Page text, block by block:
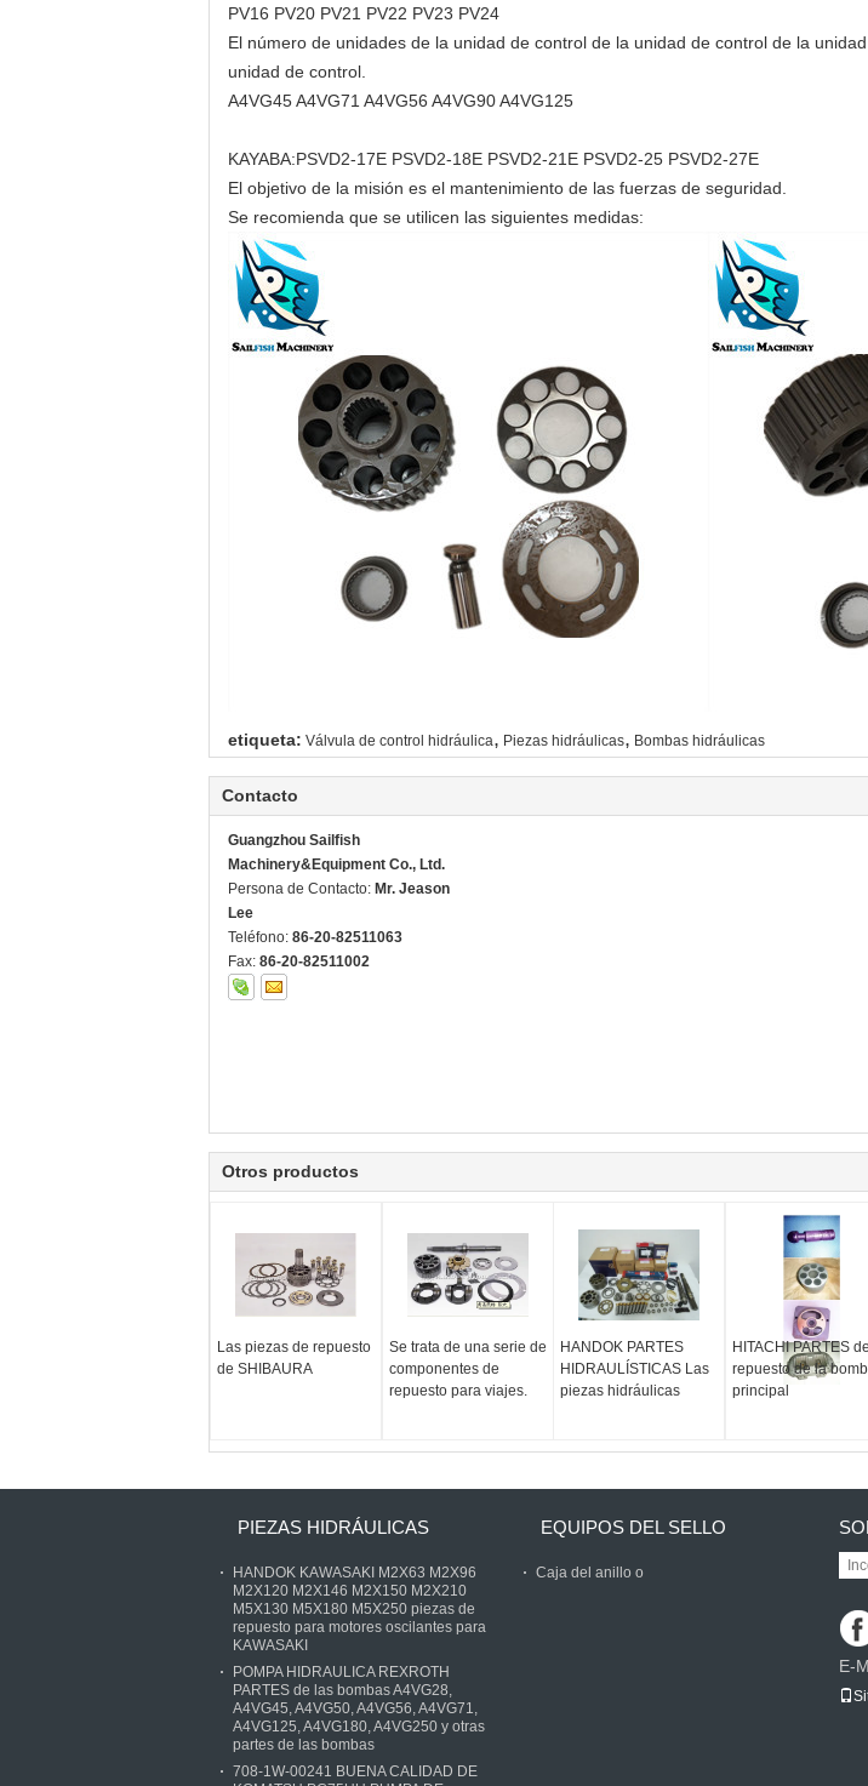
PV16 PV20 PV21 PV22 PV23 PV24
El número de unidades de la unidad de control de la unidad de control de la
unidad de control.
A4VG45 A4VG71 A4VG56 A4VG90 A4VG125
KAYABA:PSVD2-17E PSVD2-18E PSVD2-21E PSVD2-25 PSVD2-27E
El objetivo de la misión es el mantenimiento de las fuerzas de seguridad.
Se recomienda que se utilicen las siguientes medidas:
etiqueta: Válvula de control hidráulica, Piezas hidráulicas, Bombas hidráulicas
Contacto
Guangzhou Sailfish
Machinery&Equipment Co., Ltd.
Persona de Contacto: Mr. Jeason
Lee
Teléfono: 86-20-82511063
Fax: 86-20-82511002
Otros productos
Las piezas de repuesto
de SHIBAURA
Se trata de una serie de
componentes de
repuesto para viajes.
HANDOK PARTES
HIDRAULÍSTICAS Las
piezas hidráulicas
HITACHI PARTES de
repuesto de la
principal
PIEZAS HIDRÁULICAS
HANDOK KAWASAKI M2X63 M2X96
M2X120 M2X146 M2X150 M2X210
M5X130 M5X180 M5X250 piezas de
repuesto para motores oscilantes para
KAWASAKI
POMPA HIDRAULICA REXROTH
PARTES de las bombas A4VG28,
A4VG45, A4VG50, A4VG56, A4VG71,
A4VG125, A4VG180, A4VG250 y otras
partes de las bombas
708-1W-00241 BUENA CALIDAD DE
EQUIPOS DEL SELLO
Caja del anillo o
E-